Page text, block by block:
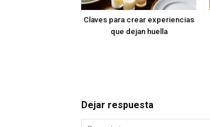
Claves para crear experiencias
que dejan huella
Dejar respuesta